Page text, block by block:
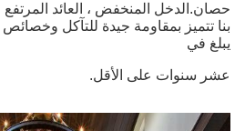
حصان.الدخل المنخفض ، العائد
بنا تتميز بمقاومة جيدة للتآكل
يبلغ في
عشر سنوات على الأقل.